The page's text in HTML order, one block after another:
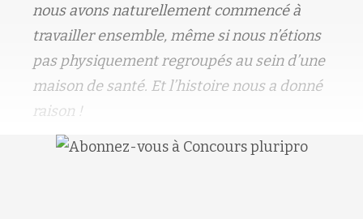
nous avons naturellement commencé à
travailler ensemble, même si nous n’étions
pas physiquement regroupés au sein d’une
maison de santé. Et l’histoire nous a donné
raison !